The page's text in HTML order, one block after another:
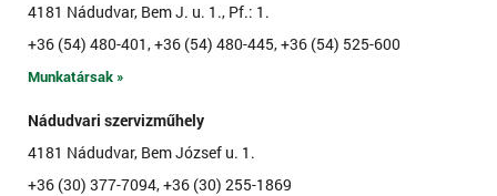
4181 Nádudvar, Bem J. u. 1., Pf.: 1.
+36 (54) 480-401, +36 (54) 480-445, +36 (54) 525-600
Munkatársak »
Nádudvari szervizműhely
4181 Nádudvar, Bem József u. 1.
+36 (30) 377-7094, +36 (30) 255-1869